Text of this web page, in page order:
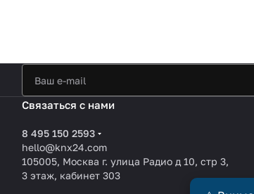
Связаться с нами
8 495 150 2593
hello@knx24.com
105005, Москва г. улица Радио д 10, стр 3,
3 этаж, кабинет 303